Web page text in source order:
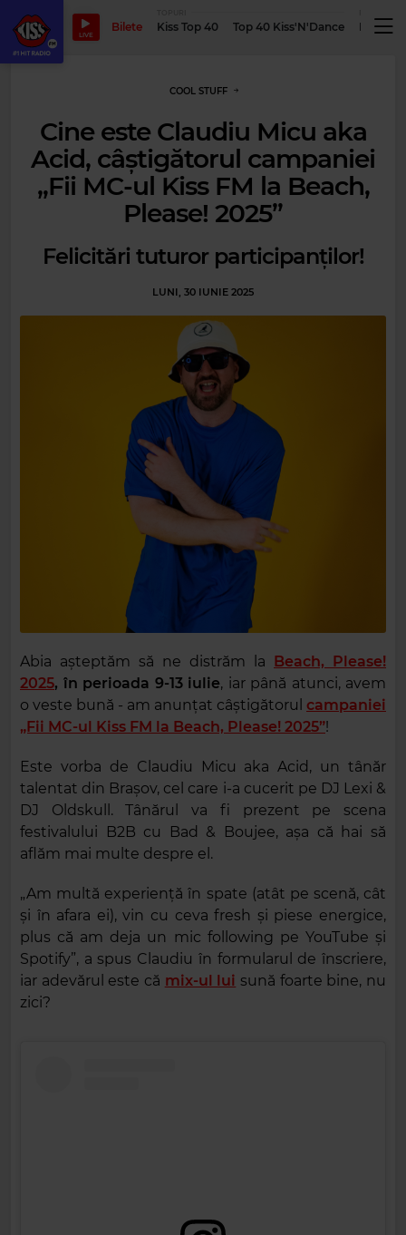
LIVE
Bilete Kiss Top 40 Top 40 Kiss'N'Dance
COOL STUFF
Cine este Claudiu Micu aka
Acid, câștigătorul campaniei
„Fii MC-ul Kiss FM la Beach,
Please! 2025”
Felicitări tuturor participanților!
LUNI, 30 IUNIE 2025
Abia așteptăm să ne distrăm la Beach, Please!
2025, în perioada 9-13 iulie, iar până atunci, avem
o veste bună - am anunțat câștigătorul campaniei
„Fii MC-ul Kiss FM la Beach, Please! 2025”!
Este vorba de Claudiu Micu aka Acid, un tânăr
talentat din Brașov, cel care i-a cucerit pe DJ Lexi &
DJ Oldskull. Tânărul va fi prezent pe scena
festivalului B2B cu Bad & Boujee, așa că hai să
aflăm mai multe despre el.
„Am multă experiență în spate (atât pe scenă, cât
și în afara ei), vin cu ceva fresh și piese energice,
plus că am deja un mic following pe YouTube și
Spotify”, a spus Claudiu în formularul de înscriere,
iar adevărul este că mix-ul lui sună foarte bine, nu
zici?